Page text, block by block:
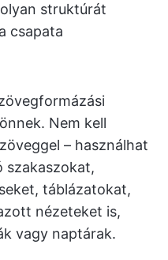
struktúrát
csapata
Nem kell
– használhat
szakaszokat,
táblázatokat,
nézeteket is,
vagy naptárak.